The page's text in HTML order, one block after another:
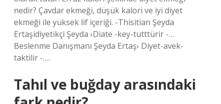
nedir? Çavdar ekmeği, düşük kalori ve iyi diyet
ekmeği ile yüksek lif içeriği. -Thisitian Şeyda
Ertaşidiyetikçi Şeyda ›Diate -key-tutttürir -…
Beslenme Danışmanı Şeyda Ertaş› Diyet-avek-
taktilir -….
Tahıl ve buğday arasındaki